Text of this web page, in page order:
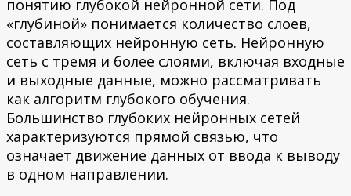
понятию глубокой нейронной сети. Под
«глубиной» понимается количество слоев,
составляющих нейронную сеть. Нейронную
сеть с тремя и более слоями, включая входные
и выходные данные, можно рассматривать
как алгоритм глубокого обучения.
Большинство глубоких нейронных сетей
характеризуются прямой связью, что
означает движение данных от ввода к выводу
в одном направлении.